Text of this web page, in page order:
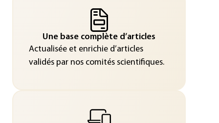
Une base complète d’articles
Actualisée et enrichie d’articles
validés par nos comités scientifiques.